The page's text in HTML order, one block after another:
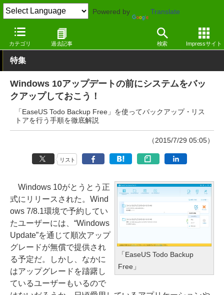
Powered by Translate
カテゴリ 過去記事 検索 Impressサイト
窓の杜 システム・ファイル Windows
特集
Windows 10アップデートの前にシステムをバッ
クアップしておこう！
「EaseUS Todo Backup Free」を使ってバックアップ・リス
トアを行う手順を徹底解説
（2015/7/29 05:05）
リスト
「EaseUS Todo Backup
Free」
Windows 10がとうとう正
式にリリースされた。Wind
ows 7/8.1環境で予約してい
たユーザーには、“Windows
Update”を通じて順次アップ
グレードが無償で提供され
る予定だ。しかし、なかに
はアップグレードを躊躇し
ているユーザーもいるので